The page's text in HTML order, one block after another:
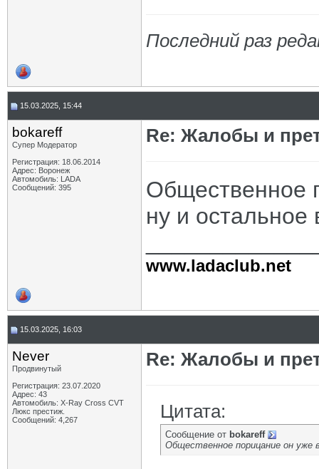
Последний раз
15.03.2025, 15:44
bokareff
Супер Модератор
Регистрация: 18.06.2014
Адрес: Воронеж
Автомобиль: LADA
Сообщений: 395
Re: Жалобы и
Общественное
ну и остальное
www.ladaclub.net
15.03.2025, 16:03
Never
Продвинутый
Регистрация: 23.07.2020
Адрес: 43
Автомобиль: X-Ray Cross CVT
Люкс престиж.
Сообщений: 4,267
Re: Жалобы и
Цитата:
Сообщение от bokareff
Общественное порицание он уже